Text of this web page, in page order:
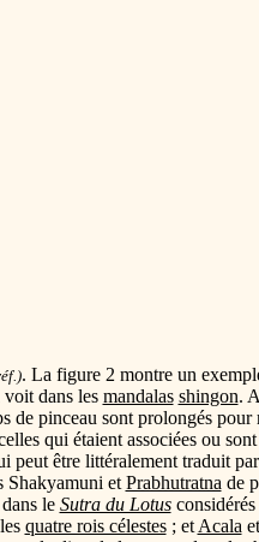
. La figure 2 montre un
dans les mandalas shingon.
de pinceau sont prolongés pour
qui étaient associées ou sont
peut être littéralement traduit
Shakyamuni et Prabhutratna de
le Sutra du Lotusconsidérés
quatre rois célestes; et Acala et